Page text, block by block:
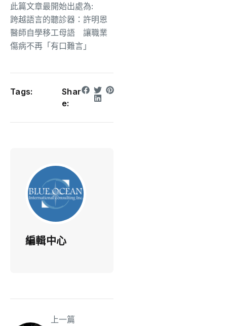
此篇文章最開始出處為:
跨越語言的聽診器：許明恩
醫師自學移工母語 讓職業
傷病不再「有口難言」
Tags:
Shar
e:
編輯中心
上一篇